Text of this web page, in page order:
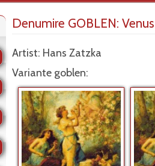
Denumire GOBLEN:
Artist: Hans Zatzka
Variante goblen: